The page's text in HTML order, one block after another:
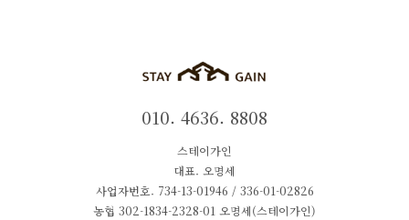
010. 4636. 8808
스테이가인
대표. 오명세
사업자번호. 734-13-01946 / 336-01-02826
농협 302-1834-2328-01 오명세(스테이가인)